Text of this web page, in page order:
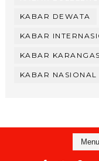
KABAR DEWATA
KABAR
KABAR
KABAR NASIONAL